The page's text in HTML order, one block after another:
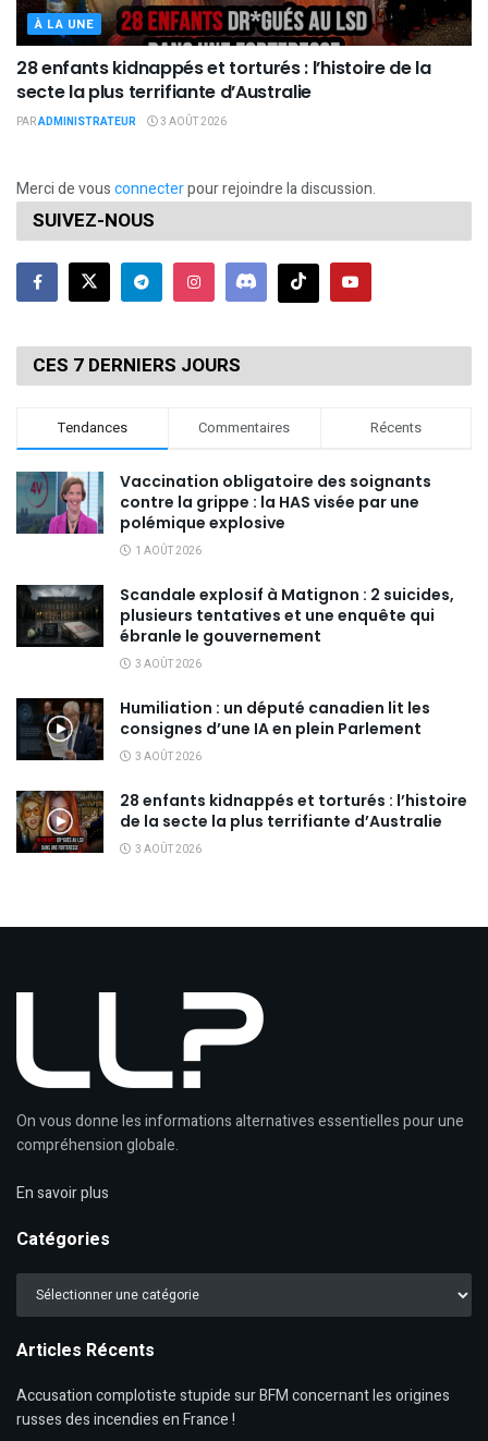
À LA UNE
28 enfants kidnappés et torturés : l’histoire de la
secte la plus terrifiante d’Australie
PARADMINISTRATEUR 3 AOÛT 2026
Merci de vousconnecterpour rejoindre la discussion.
SUIVEZ-NOUS
CES 7 DERNIERS JOURS
Tendances Commentaires Récents
Vaccination obligatoire des soignants
contre la grippe : la HAS visée par une
polémique explosive
1 AOÛT 2026
Scandale explosif à Matignon : 2 suicides,
plusieurs tentatives et une enquête qui
ébranle le gouvernement
3 AOÛT 2026
Humiliation : un député canadien lit les
consignes d’une IA en plein Parlement
3 AOÛT 2026
28 enfants kidnappés et torturés : l’histoire
de la secte la plus terrifiante d’Australie
3 AOÛT 2026
On vous donne les informations alternatives essentielles pour une
compréhension globale.
En savoir plus
Catégories
Catégories
Articles Récents
Accusation complotiste stupide sur BFM concernant les origines
russes des incendies en France !